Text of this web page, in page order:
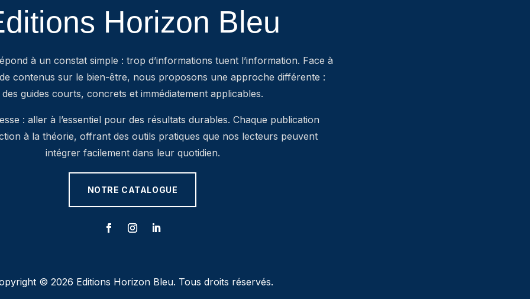
Horizon Bleu
à un constat simple : trop d’informations tuent l’information. Face à
contenus sur le bien-être, nous proposons une approche différente :
des guides courts, concrets et immédiatement applicables.
: aller à l’essentiel pour des résultats durables. Chaque publication
à la théorie, offrant des outils pratiques que nos lecteurs peuvent
intégrer facilement dans leur quotidien.
NOTRE CATALOGUE
© 2026 Editions Horizon Bleu. Tous droits réservés.